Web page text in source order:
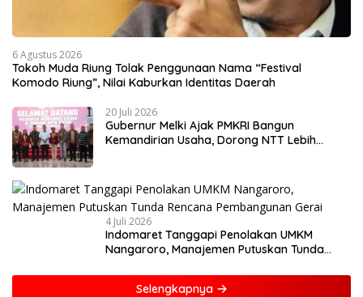
6 Agustus 2026
Tokoh Muda Riung Tolak Penggunaan Nama “Festival
Komodo Riung”, Nilai Kaburkan Identitas Daerah
20 Juli 2026
Gubernur Melki Ajak PMKRI Bangun
Kemandirian Usaha, Dorong NTT Lebih
4 Juli 2026
Indomaret Tanggapi Penolakan UMKM
Nangaroro, Manajemen Putuskan Tunda
Selengkapnya